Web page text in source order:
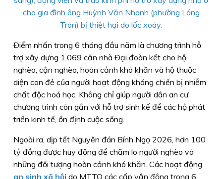
cho gia đình ông Huỳnh Văn Nhanh (phường Láng
Tròn) bị thiệt hại do lốc xoáy.
Ðiểm nhấn trong 6 tháng đầu năm là chương trình hỗ
trợ xây dựng 1.069 căn nhà Ðại đoàn kết cho hộ
nghèo, cận nghèo, hoàn cảnh khó khăn và hộ thuộc
diện con đẻ của người hoạt động kháng chiến bị nhiễm
chất độc hoá học. Không chỉ giúp người dân an cư,
chương trình còn gắn với hỗ trợ sinh kế để các hộ phát
triển kinh tế, ổn định cuộc sống.
Ngoài ra, dịp tết Nguyên đán Bính Ngọ 2026, hơn 100
tỷ đồng được huy động để chăm lo người nghèo và
những đối tượng hoàn cảnh khó khăn. Các hoạt động
an sinh xã hội do MTTQ các cấp vận động trong 6